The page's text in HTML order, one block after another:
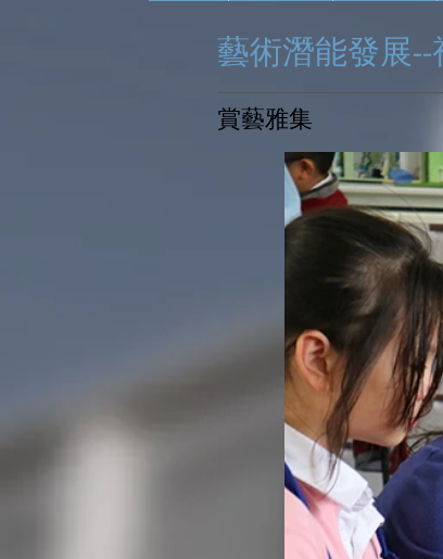
藝術潛能發展--
​賞藝雅集